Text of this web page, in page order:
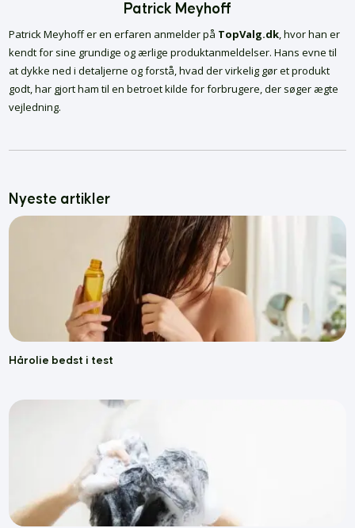
Patrick Meyhoff
Patrick Meyhoff er en erfaren anmelder på TopValg.dk, hvor han er
kendt for sine grundige og ærlige produktanmeldelser. Hans evne til
at dykke ned i detaljerne og forstå, hvad der virkelig gør et produkt
godt, har gjort ham til en betroet kilde for forbrugere, der søger ægte
vejledning.
Nyeste artikler
Hårolie bedst i test